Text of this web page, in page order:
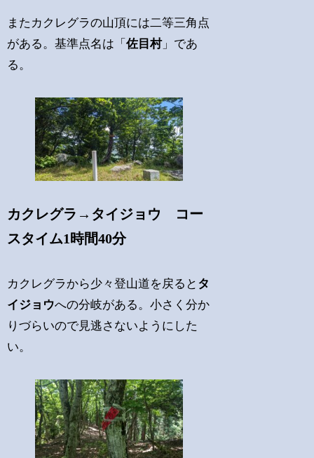
またカクレグラの山頂には二等三角点
がある。基準点名は「佐目村」であ
る。
カクレグラ→タイジョウ コー
スタイム1時間40分
カクレグラから少々登山道を戻ると タ
イジョウへの分岐がある。小さく分か
りづらいので見逃さないようにした
い。